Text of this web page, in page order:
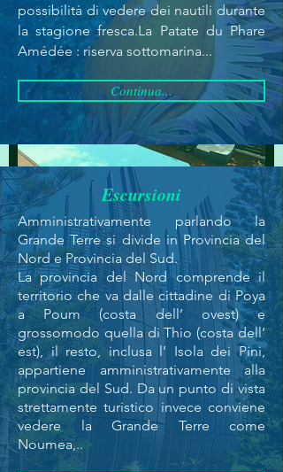
Hotel Le Lagon 3*
Hilton Noumea La Promenade
possibilità di vedere dei nautili durante
la stagione fresca.La Patate du Phare
Amédée : riserva sottomarina...
Continua...
Escursioni
Amministrativamente parlando la
Grande Terre si divide in Provincia del
Nord e Provincia del Sud.
La provincia del Nord comprende il
territorio che va dalle cittadine di Poya
a Poum (costa dell’ ovest) e
grossomodo quella di Thio (costa dell’
est), il resto, inclusa l’ Isola dei Pini,
appartiene amministrativamente alla
provincia del Sud. Da un punto di vista
strettamente turistico invece conviene
vedere la Grande Terre come
Noumea,..